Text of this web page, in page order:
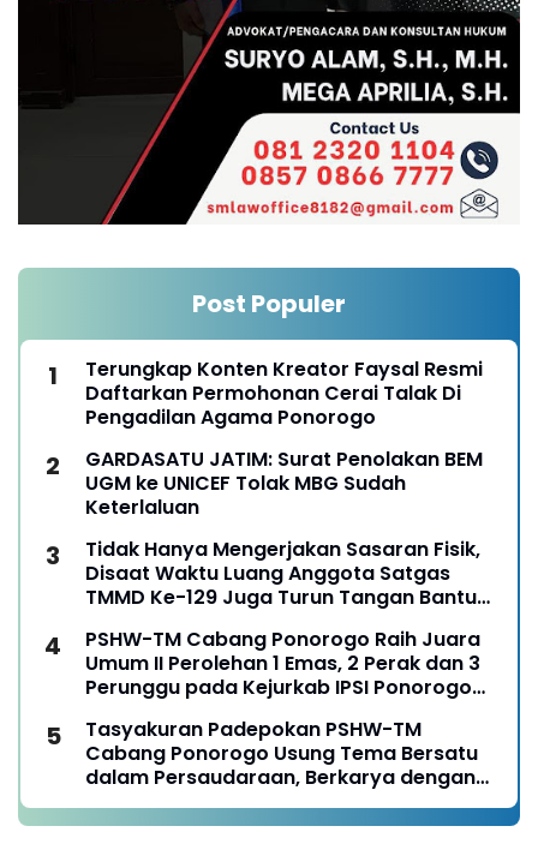
Post Populer
Terungkap Konten Kreator Faysal Resmi
Daftarkan Permohonan Cerai Talak Di
Pengadilan Agama Ponorogo
GARDASATU JATIM: Surat Penolakan BEM
UGM ke UNICEF Tolak MBG Sudah
Keterlaluan
Tidak Hanya Mengerjakan Sasaran Fisik,
Disaat Waktu Luang Anggota Satgas
TMMD Ke-129 Juga Turun Tangan Bantu
PSHW-TM Cabang Ponorogo Raih Juara
Umum II Perolehan 1 Emas, 2 Perak dan 3
Perunggu pada Kejurkab IPSI Ponorogo
Tasyakuran Padepokan PSHW-TM
Cabang Ponorogo Usung Tema Bersatu
dalam Persaudaraan, Berkarya dengan
Keikhlasan dan Mengabdi dengan
Tanggungjawab